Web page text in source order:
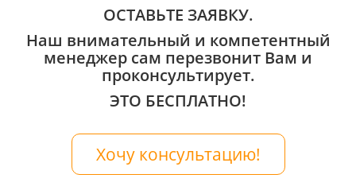
ОСТАВЬТЕ ЗАЯВКУ.
Наш внимательный и компетентный
менеджер сам перезвонит Вам и
проконсультирует.
ЭТО БЕСПЛАТНО!
Хочу консультацию!